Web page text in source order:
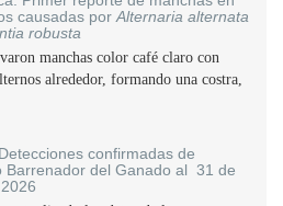
causadas por Alternaria alternata
robusta
manchas color café claro con
alrededor, formando una costra,
confirmadas de
Barrenador del Ganado al 31 de